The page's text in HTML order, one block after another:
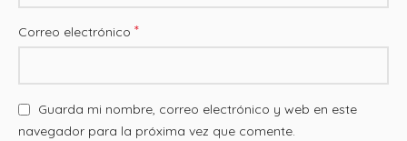
Correo electrónico *
Guarda mi nombre, correo electrónico y web en este
navegador para la próxima vez que comente.